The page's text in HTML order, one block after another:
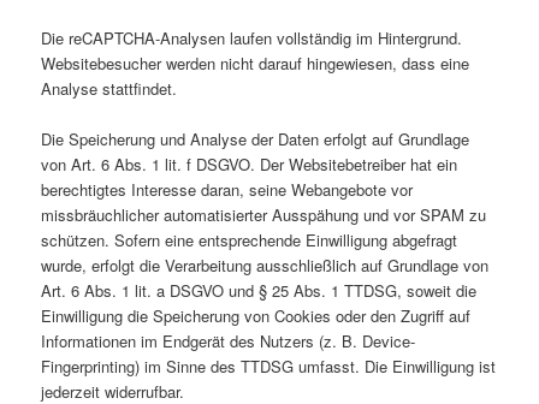
Die reCAPTCHA-Analysen laufen vollständig im Hintergrund.
Websitebesucher werden nicht darauf hingewiesen, dass eine
Analyse stattfindet.
Die Speicherung und Analyse der Daten erfolgt auf Grundlage
von Art. 6 Abs. 1 lit. f DSGVO. Der Websitebetreiber hat ein
berechtigtes Interesse daran, seine Webangebote vor
missbräuchlicher automatisierter Ausspähung und vor SPAM zu
schützen. Sofern eine entsprechende Einwilligung abgefragt
wurde, erfolgt die Verarbeitung ausschließlich auf Grundlage von
Art. 6 Abs. 1 lit. a DSGVO und § 25 Abs. 1 TTDSG, soweit die
Einwilligung die Speicherung von Cookies oder den Zugriff auf
Informationen im Endgerät des Nutzers (z. B. Device-
Fingerprinting) im Sinne des TTDSG umfasst. Die Einwilligung ist
jederzeit widerrufbar.